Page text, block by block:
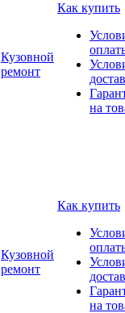
Кузовной
ремонт
Как купить
на
Кузовной
ремонт
Как купить
на